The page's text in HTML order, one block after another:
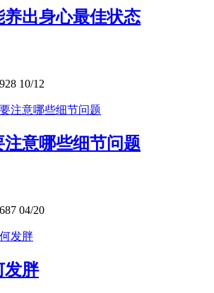
养出身心最佳状态
928 10/12
意哪些细节问题
687 04/20
发胖